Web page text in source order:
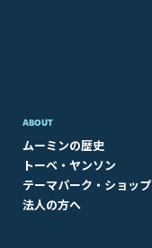
ABOUT​
ムーミンの歴史
トーベ・ヤンソン
テーマパーク・ショップ
法人の方へ